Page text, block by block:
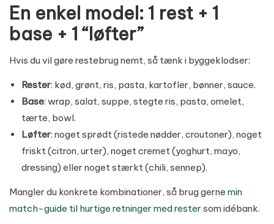
En enkel model: 1 rest + 1
base + 1 “løfter”
Hvis du vil gøre restebrug nemt, så tænk i byggeklodser:
Rester: kød, grønt, ris, pasta, kartofler, bønner, sauce.
Base: wrap, salat, suppe, stegte ris, pasta, omelet,
tærte, bowl.
Løfter: noget sprødt (ristede nødder, croutoner), noget
friskt (citron, urter), noget cremet (yoghurt, mayo,
dressing) eller noget stærkt (chili, sennep).
Mangler du konkrete kombinationer, så brug gerne min
match-guide til hurtige retninger med rester som idébank.